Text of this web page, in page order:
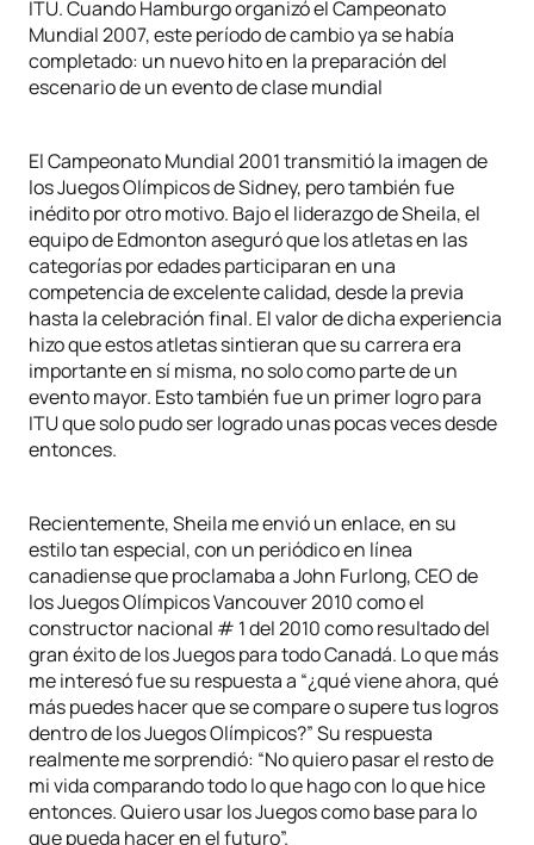
ITU. Cuando Hamburgo organizó el Campeonato
Mundial 2007, este período de cambio ya se había
completado: un nuevo hito en la preparación del
escenario de un evento de clase mundial
El Campeonato Mundial 2001 transmitió la imagen de
los Juegos Olímpicos de Sidney, pero también fue
inédito por otro motivo. Bajo el liderazgo de Sheila, el
equipo de Edmonton aseguró que los atletas en las
categorías por edades participaran en una
competencia de excelente calidad, desde la previa
hasta la celebración final. El valor de dicha experiencia
hizo que estos atletas sintieran que su carrera era
importante en sí misma, no solo como parte de un
evento mayor. Esto también fue un primer logro para
ITU que solo pudo ser logrado unas pocas veces desde
entonces.
Recientemente, Sheila me envió un enlace, en su
estilo tan especial, con un periódico en línea
canadiense que proclamaba a John Furlong, CEO de
los Juegos Olímpicos Vancouver 2010 como el
constructor nacional # 1 del 2010 como resultado del
gran éxito de los Juegos para todo Canadá. Lo que más
me interesó fue su respuesta a “¿qué viene ahora, qué
más puedes hacer que se compare o supere tus logros
dentro de los Juegos Olímpicos?” Su respuesta
realmente me sorprendió: “No quiero pasar el resto de
mi vida comparando todo lo que hago con lo que hice
entonces. Quiero usar los Juegos como base para lo
que pueda hacer en el futuro”.